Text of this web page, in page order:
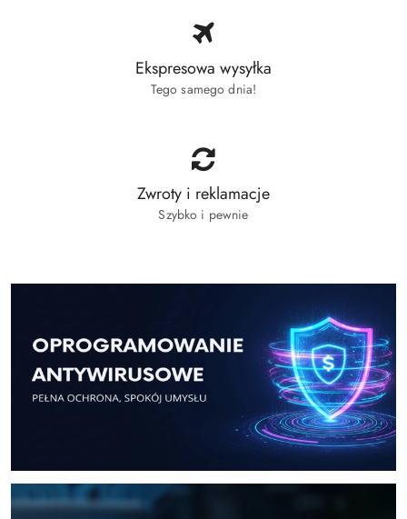
Ekspresowa wysyłka
Tego samego dnia!
Zwroty i reklamacje
Szybko i pewnie